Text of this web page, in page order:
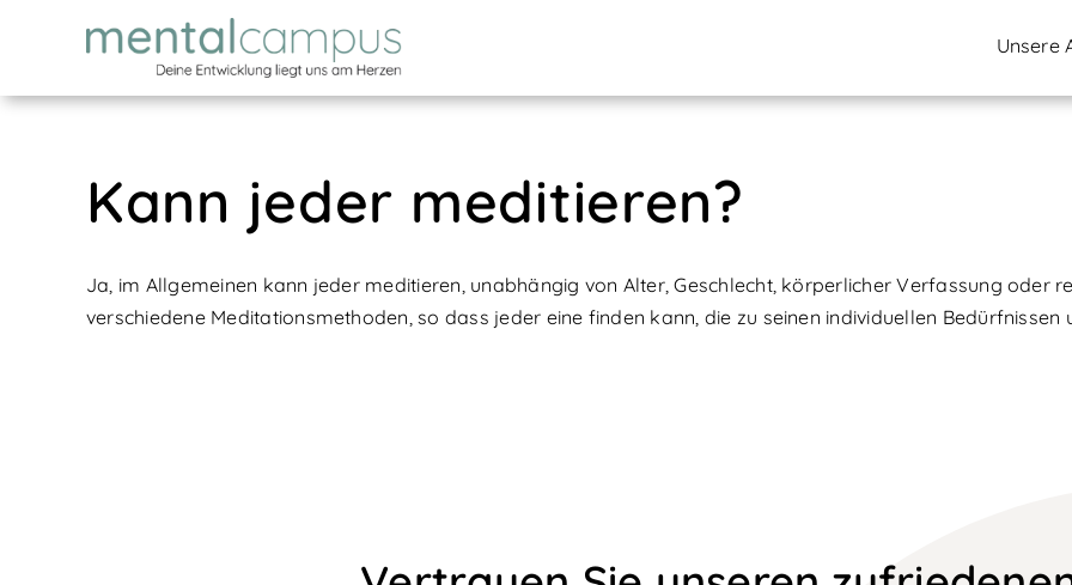
Unsere
Kann jeder meditieren?
Ja, im Allgemeinen kann jeder meditieren, unabhängig von Alter, Geschlecht, körperlicher Verfassung oder
verschiedene Meditationsmethoden, so dass jeder eine finden kann, die zu seinen individuellen Bedürfnissen